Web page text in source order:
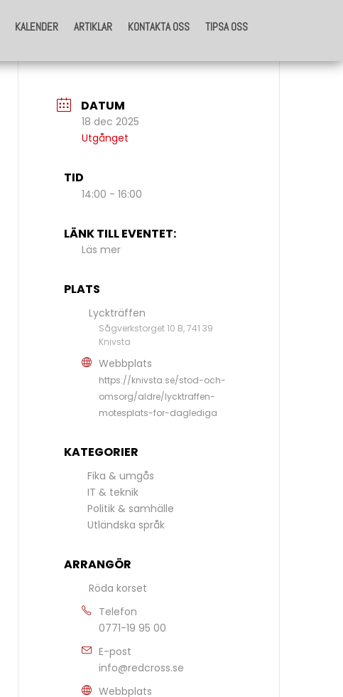
KALENDER ARTIKLAR KONTAKTA OSS TIPSA OSS
KALENDER ARTIKLAR KONTAKTA OSS TIPSA OSS
DATUM
18 dec 2025
Utgånget
TID
14:00 - 16:00
LÄNK TILL EVENTET:
Läs mer
PLATS
Lyckträffen
Sågverkstorget 10 B, 741 39
Knivsta
Webbplats
https://knivsta.se/stod-och-
omsorg/aldre/lycktraffen-
motesplats-for-daglediga
KATEGORIER
Fika & umgås
IT & teknik
Politik & samhälle
Utländska språk
ARRANGÖR
Röda korset
Telefon
0771-19 95 00
E-post
info@redcross.se
Webbplats